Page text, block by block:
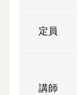
定員
講師